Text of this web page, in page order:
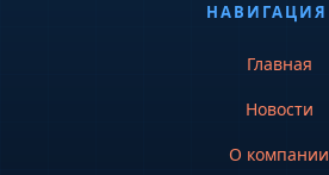
НАВИГАЦИЯ
Главная
Новости
О компании